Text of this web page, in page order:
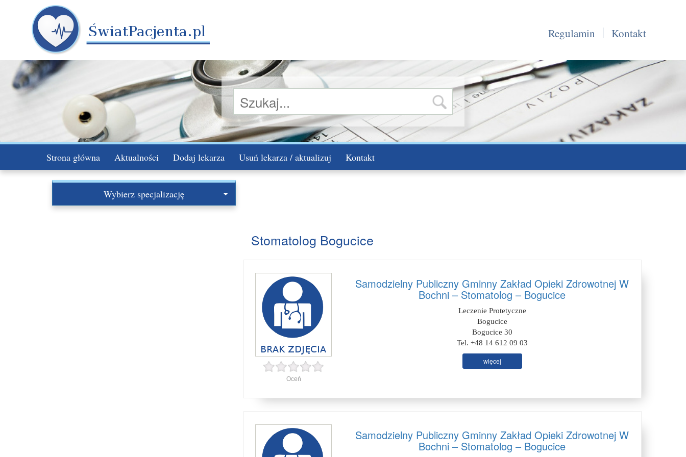
Regulamin Kontakt
Strona główna Aktualności Dodaj lekarza Usuń lekarza / aktualizuj Kontakt
Wybierz specjalizację
Stomatolog Bogucice
Oceń
Samodzielny Publiczny Gminny Zakład Opieki Zdrowotnej W
Bochni – Stomatolog – Bogucice
Leczenie Protetyczne
Bogucice
Bogucice 30
Tel. +48 14 612 09 03
więcej
Samodzielny Publiczny Gminny Zakład Opieki Zdrowotnej W
Bochni – Stomatolog – Bogucice